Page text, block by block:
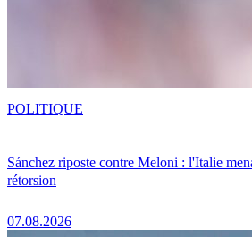
Sánchez riposte contre Meloni : l'Italie
rétorsion
07.08.2026
POLITIQUE